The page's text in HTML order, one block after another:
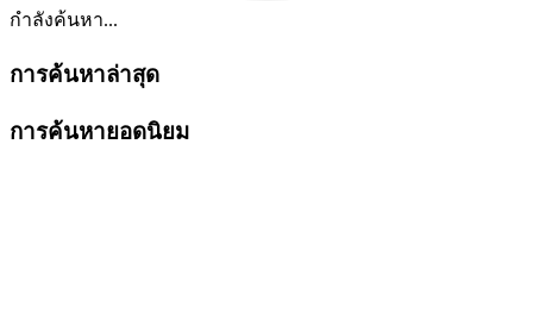
กำลังค้นหา...
การค้นหาล่าสุด
การค้นหายอดนิยม